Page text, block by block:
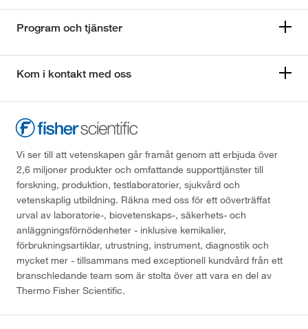
Program och tjänster
Kom i kontakt med oss
Vi ser till att vetenskapen går framåt genom att erbjuda över
2,6 miljoner produkter och omfattande supporttjänster till
forskning, produktion, testlaboratorier, sjukvård och
vetenskaplig utbildning. Räkna med oss för ett oöverträffat
urval av laboratorie-, biovetenskaps-, säkerhets- och
anläggningsförnödenheter - inklusive kemikalier,
förbrukningsartiklar, utrustning, instrument, diagnostik och
mycket mer - tillsammans med exceptionell kundvård från ett
branschledande team som är stolta över att vara en del av
Thermo Fisher Scientific.